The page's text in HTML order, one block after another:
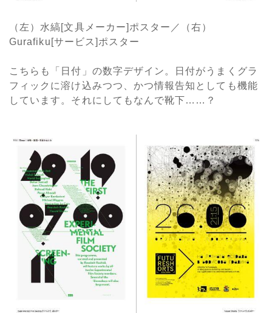
（左）水縞[文具メーカー]ポスター／（右）
Gurafiku[サービス]ポスター
こちらも「日付」の数字デザイン。日付がうまくグラ
フィックに溶け込みつつ、かつ情報告知としても機能
しています。それにしてもなんで靴下……？